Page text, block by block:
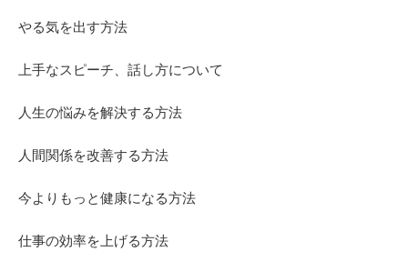
やる気を出す方法
上手なスピーチ、話し方について
人生の悩みを解決する方法
人間関係を改善する方法
今よりもっと健康になる方法
仕事の効率を上げる方法